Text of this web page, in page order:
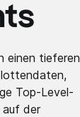
einen tieferen
Top-Level-
auf der